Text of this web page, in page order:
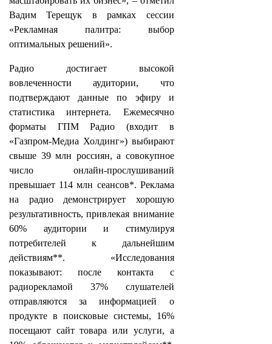
Вадим Терещук в рамках сессии
«Рекламная палитра: выбор
оптимальных решений».
Радио достигает высокой
вовлеченности аудитории, что
подтверждают данные по эфиру и
статистика интернета. Ежемесячно
форматы ГПМ Радио (входит в
«Газпром-Медиа Холдинг») выбирают
свыше 39 млн россиян, а совокупное
число онлайн-прослушиваний
превышает 114 млн сеансов*. Реклама
на радио демонстрирует хорошую
результативность, привлекая внимание
60% аудитории и стимулируя
потребителей к дальнейшим
действиям**. «Исследования
показывают: после контакта с
радиорекламой 37% слушателей
отправляются за информацией о
продукте в поисковые системы, 16%
посещают сайт товара или услуги, а